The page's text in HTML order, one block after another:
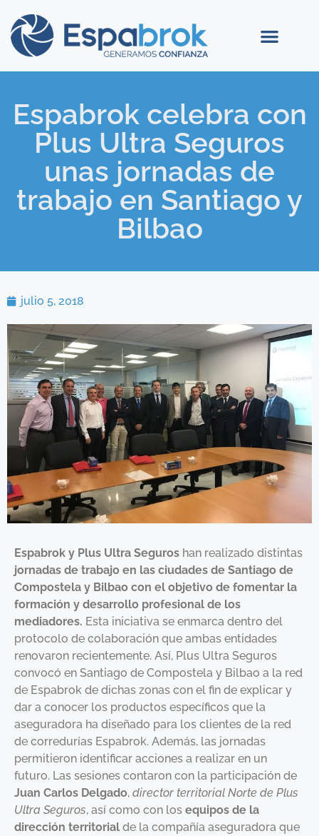
Espabrok celebra con
Plus Ultra Seguros
unas jornadas de
trabajo en Santiago y
Bilbao
julio 5, 2018
Espabrok y Plus Ultra Seguros han realizado distintas
jornadas de trabajo en las ciudades de Santiago de
Compostela y Bilbao con el objetivo de fomentar la
formación y desarrollo profesional de los
mediadores. Esta iniciativa se enmarca dentro del
protocolo de colaboración que ambas entidades
renovaron recientemente. Así, Plus Ultra Seguros
convocó en Santiago de Compostela y Bilbao a la red
de Espabrok de dichas zonas con el fin de explicar y
dar a conocer los productos específicos que la
aseguradora ha diseñado para los clientes de la red
de corredurías Espabrok. Además, las jornadas
permitieron identificar acciones a realizar en un
futuro. Las sesiones contaron con la participación de
Juan Carlos Delgado, director territorial Norte de Plus
Ultra Seguros, así como con los equipos de la
dirección territorial de la compañía aseguradora que